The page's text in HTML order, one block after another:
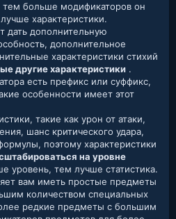
больше модификаторов он
характеристики.
дать дополнительную
дополнительное
характеристики стихий
другие характеристики .
есть префикс или суффикс,
особенности имеет этот
такие как урон от атаки,
шанс критического удара,
поэтому характеристики
на уровне
уровень, тем лучше статистика.
вам иметь простые предметы
количеством специальных
редкие предметы с большим